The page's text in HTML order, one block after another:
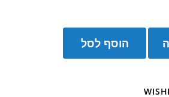
הוסף לסל